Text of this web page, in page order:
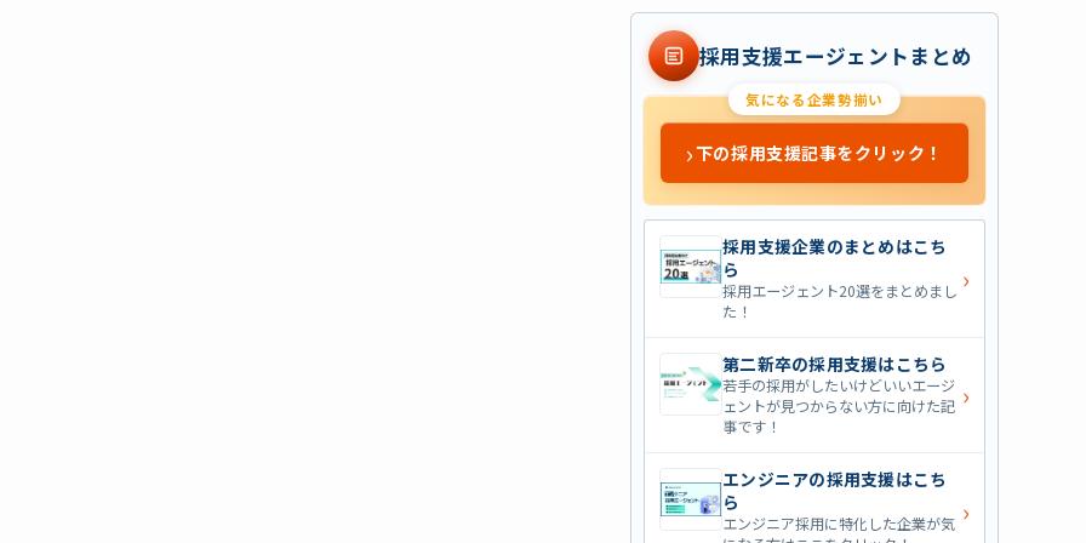
採用支援エージェントまとめ
気になる企業勢揃い
›下の採用支援記事をクリック！
採用支援企業のまとめはこち
ら
採用エージェント20選をまとめまし
た！
›
第二新卒の採用支援はこちら
若手の採用がしたいけどいいエージ
ェントが見つからない方に向けた記
事です！
›
エンジニアの採用支援はこち
ら
エンジニア採用に特化した企業が気 ›